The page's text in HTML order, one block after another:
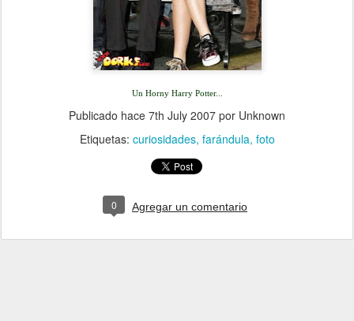
Un Horny Harry Potter...
Publicado hace 7th July 2007 por Unknown
Etiquetas: curiosidades farándula foto
0 Agregar un comentario